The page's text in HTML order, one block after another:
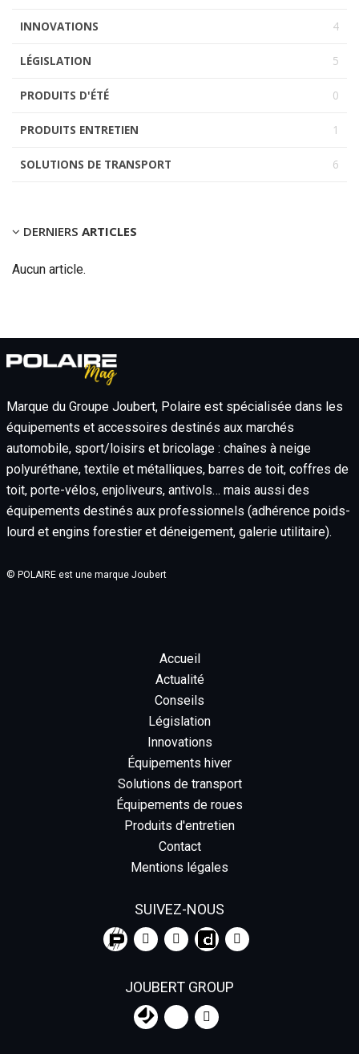
INNOVATIONS 4
LÉGISLATION 5
PRODUITS D'ÉTÉ 0
PRODUITS ENTRETIEN 1
SOLUTIONS DE TRANSPORT 6
DERNIERS ARTICLES
Aucun article.
Marque du Groupe Joubert, Polaire est spécialisée dans les
équipements et accessoires destinés aux marchés
automobile, sport/loisirs et bricolage : chaînes à neige
polyuréthane, textile et métalliques, barres de toit, coffres de
toit, porte-vélos, enjoliveurs, antivols… mais aussi des
équipements destinés aux professionnels (adhérence poids-
lourd et engins forestier et déneigement, galerie utilitaire).
© POLAIRE est une marque Joubert
Accueil
Actualité
Conseils
Législation
Innovations
Équipements hiver
Solutions de transport
Équipements de roues
Produits d'entretien
Contact
Mentions légales
SUIVEZ-NOUS
JOUBERT GROUP